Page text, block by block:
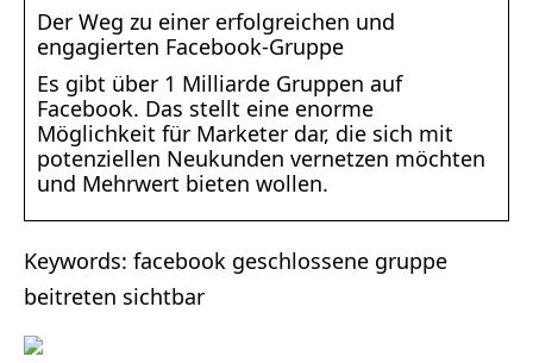
Der Weg zu einer erfolgreichen und
engagierten Facebook-Gruppe
Es gibt über 1 Milliarde Gruppen auf
Facebook. Das stellt eine enorme
Möglichkeit für Marketer dar, die sich mit
potenziellen Neukunden vernetzen möchten
und Mehrwert bieten wollen.
Keywords: facebook geschlossene gruppe
beitreten sichtbar